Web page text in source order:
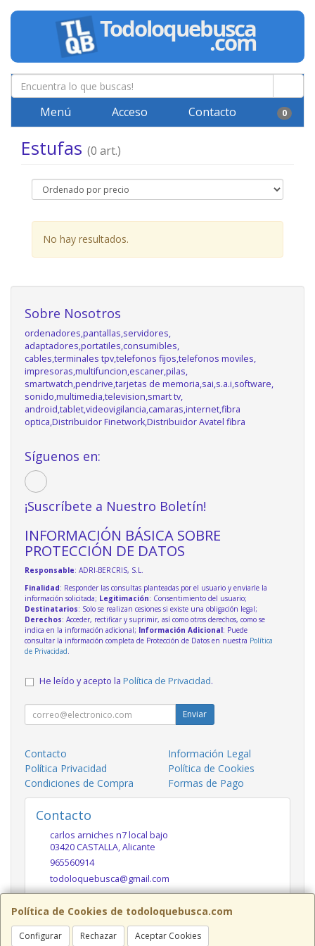
Menú Acceso Contacto 0
Estufas (0 art.)
No hay resultados.
Política de Cookies de todoloquebusca.com
Configurar Rechazar Aceptar Cookies
Sobre Nosotros
ordenadores,pantallas,servidores,
adaptadores,portatiles,consumibles,
cables,terminales tpv,telefonos fijos,telefonos moviles,
impresoras,multifuncion,escaner,pilas,
smartwatch,pendrive,tarjetas de memoria,sai,s.a.i,software,
sonido,multimedia,television,smart tv,
android,tablet,videovigilancia,camaras,internet,fibra
optica,Distribuidor Finetwork,Distribuidor Avatel fibra
Síguenos en:
¡Suscríbete a Nuestro Boletín!
INFORMACIÓN BÁSICA SOBRE
PROTECCIÓN DE DATOS
Responsable: ADRI-BERCRIS, S.L.
Finalidad: Responder las consultas planteadas por el usuario y enviarle la
información solicitada; Legitimación: Consentimiento del usuario;
Destinatarios: Solo se realizan cesiones si existe una obligación legal;
Derechos: Acceder, rectificar y suprimir, así como otros derechos, como se
indica en la información adicional; Información Adicional: Puede
consultar la información completa de Protección de Datos en nuestra Política
de Privacidad.
He leído y acepto la Política de Privacidad.
Enviar
Contacto
Información Legal
Política Privacidad
Política de Cookies
Condiciones de Compra
Formas de Pago
Contacto
carlos arniches n7 local bajo
03420 CASTALLA,Alicante
965560914
todoloquebusca@gmail.com
Horario